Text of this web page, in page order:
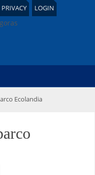
PRIVACY LOGIN
Ecolandia